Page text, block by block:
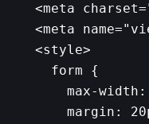
<meta
<meta
  <style>
    form {
max-width:
margin: